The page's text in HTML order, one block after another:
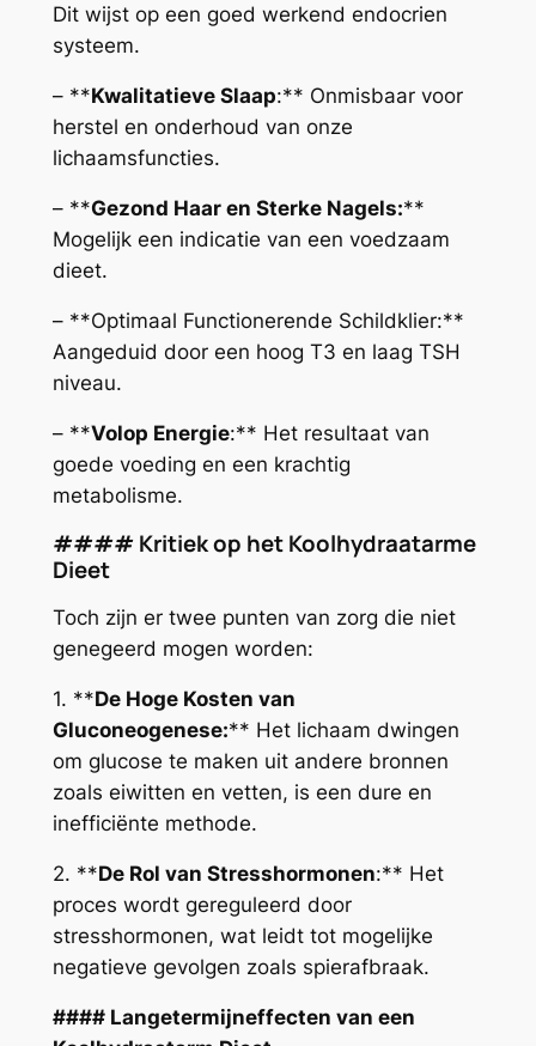
Dit wijst op een goed werkend endocrien
systeem.
– **Kwalitatieve Slaap:** Onmisbaar voor
herstel en onderhoud van onze
lichaamsfuncties.
– **Gezond Haar en Sterke Nagels:**
Mogelijk een indicatie van een voedzaam
dieet.
– **Optimaal Functionerende Schildklier:**
Aangeduid door een hoog T3 en laag TSH
niveau.
– **Volop Energie:** Het resultaat van
goede voeding en een krachtig
metabolisme.
#### Kritiek op het Koolhydraatarme
Dieet
Toch zijn er twee punten van zorg die niet
genegeerd mogen worden:
1. **De Hoge Kosten van
Gluconeogenese:** Het lichaam dwingen
om glucose te maken uit andere bronnen
zoals eiwitten en vetten, is een dure en
inefficiënte methode.
2. **De Rol van Stresshormonen:** Het
proces wordt gereguleerd door
stresshormonen, wat leidt tot mogelijke
negatieve gevolgen zoals spierafbraak.
#### Langetermijneffecten van een